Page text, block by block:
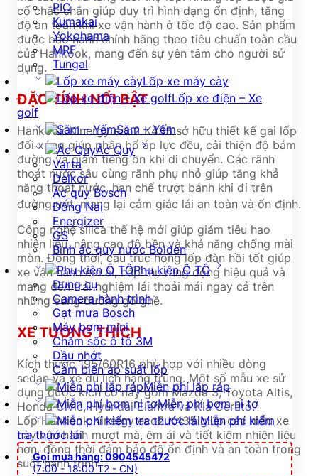
PIO
Kumakai
Yokohama
MRF
Tungal
Lốp xe máy cày
Lốp xe điện – Xe
golf
Săm – Yếm
Ác Quy
Varta
Delkor
Ác quy Bosch
Đồng Nai
Energizer
GS
Bình ác quy nước Bolden
Phụ kiện Ô TÔ
Dụng cụ
Camera hành trình
Gạt mưa Bosch
Máy bơm mini
Chăm sốc ô tô 3M
Dầu nhớt
Cảm biến áp suất lốp
Miễn phí lắp ráp
Miễn phí bơm ni tơ
Miễn phí kiểm
tra thước lái
Gọi mua hàng: 0904545472
(7:00 - 18:00 T2 - CN)
cố chắc chắn giúp duy trì hình dạng ổn định, tăng
độ an toàn khi xe vận hành ở tốc độ cao. Sản phẩm
được bảo hành chính hãng theo tiêu chuẩn toàn cầu
của Hankook, mang đến sự yên tâm cho người sử
dụng.
ĐẶC TÍNH NỔI BẬT
Hankook Kinergy eco2 K435 sở hữu thiết kế gai lốp
đối xứng giúp phân bổ áp lực đều, cải thiện độ bám
đường và giảm tiếng ồn khi di chuyển. Các rãnh
thoát nước sâu cùng rãnh phụ nhỏ giúp tăng khả
năng thoát nước, hạn chế trượt bánh khi đi trên
đường ướt, mang lại cảm giác lái an toàn và ổn định.
Công nghệ silica thế hệ mới giúp giảm tiêu hao
nhiên liệu, nâng cao độ bền và khả năng chống mài
mòn. Đồng thời, cấu trúc hông lốp đàn hồi tốt giúp
xe vận hành êm ái, hấp thụ rung động hiệu quả và
mang đến trải nghiệm lái thoải mái ngay cả trên
những cung đường gồ ghề.
XE TƯƠNG THÍCH
Kích thước 195/60R16 phù hợp với nhiều dòng
sedan và xe du lịch hạng trung. Một số mẫu xe sử
dụng được kích cỡ này gồm Mazda 3, Toyota Altis,
Honda Civic, Hyundai Elantra và Kia Cerato.
Lốp Hankook Kinergy eco2 K435 giúp các mẫu xe
này vận hành mượt mà, êm ái và tiết kiệm nhiên liệu
hơn, đồng thời đảm bảo độ ổn định và an toàn trong
suốt hành trình.